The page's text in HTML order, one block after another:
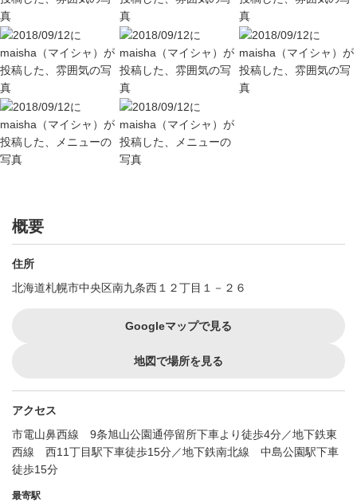
概要
住所
北海道札幌市中央区南九条西１２丁目１－２６
Googleマップで見る
地図で場所を見る
アクセス
市電山鼻西線 9条旭山公園通停留所下車より徒歩4分／地下鉄東
西線 西11丁目駅下車徒歩15分／地下鉄南北線 中島公園駅下車
徒歩15分
最寄駅